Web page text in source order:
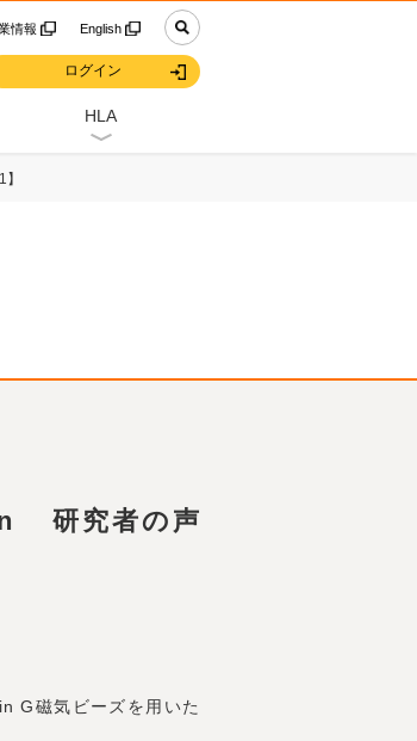
情報 English
ログイン
HLA
研究者の声
G磁気ビーズを用いた